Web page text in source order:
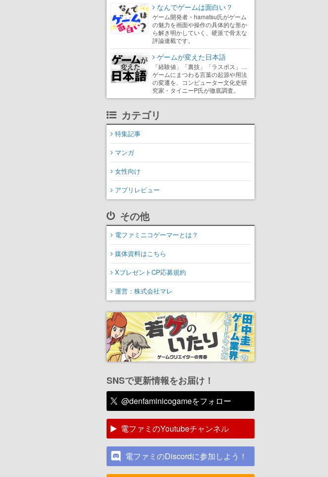
なんでゲームは面白い？
ゲーム開発者・hamatsu氏がゲーム
の魅力を画面や操作の具体的な形か
ら解き明かしていく、硬派で骨太な
評論連載です。
ゲームが変えた日本語
「経験値」「裏技」「ラスボス」…
ゲームにまつわる言葉の起源や用法
の変遷を、コンピューター文化史研
究家・タイニーP氏が徹底調査。
カテゴリ
特集記事
マンガ
女性向け
アプリレビュー
その他
電ファミニコゲーマーとは？
媒体資料はこちら
XプレゼントCP応募規約
運営：株式会社マレ
SNSで更新情報をお届け！
@denfaminicogameをフォロー
電ファミのYoutubeチャンネル
電ファミのDiscordに参加しよう！